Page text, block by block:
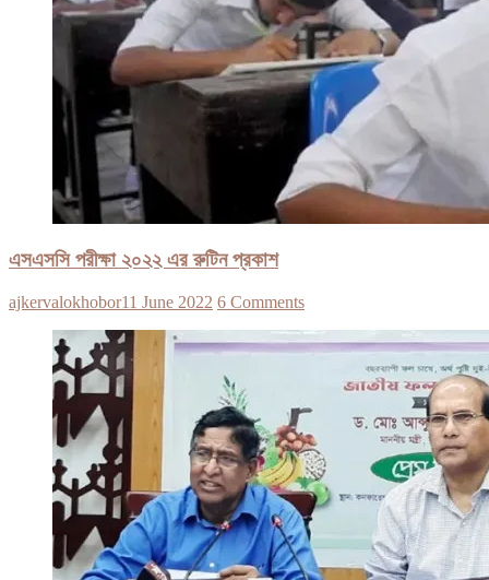
এসএসসি পরীক্ষা ২০২২ এর রুটিন প্রকাশ
ajkervalokhobor11 June 2022 6 Comments